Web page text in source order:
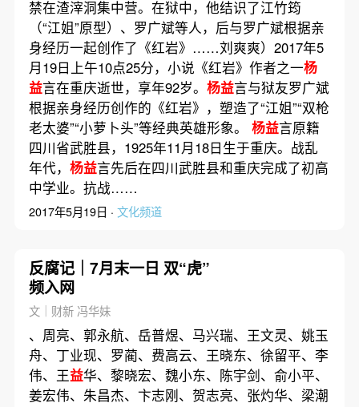
禁在渣滓洞集中营。在狱中，他结识了江竹筠
（“江姐”原型）、罗广斌等人，后与罗广斌根据亲
身经历一起创作了《红岩》……刘爽爽）2017年5
月19日上午10点25分，小说《红岩》作者之一杨
益言在重庆逝世，享年92岁。 杨益言与狱友罗广斌
根据亲身经历创作的《红岩》，塑造了“江姐”“双枪
老太婆”“小萝卜头”等经典英雄形象。 杨益言原籍
四川省武胜县，1925年11月18日生于重庆。战乱
年代， 杨益言先后在四川武胜县和重庆完成了初高
中学业。抗战……
2017年5月19日 · 文化频道
反腐记｜7月末一日 双“虎”
频入网
文｜财新 冯华妹
、周亮、郭永航、岳普煜、马兴瑞、王文灵、姚玉
舟、丁业现、罗蔺、费高云、王晓东、徐留平、李
伟、王益华、黎晓宏、魏小东、陈宇剑、俞小平、
姜宏伟、朱昌杰、卞志刚、贺志亮、张灼华、梁潮